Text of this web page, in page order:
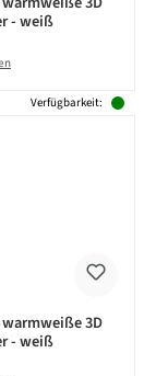
- weiß
Verfügbarkeit:
3D
- weiß